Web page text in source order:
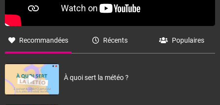
Recommandées Récents Populaires
À quoi sert la météo ?